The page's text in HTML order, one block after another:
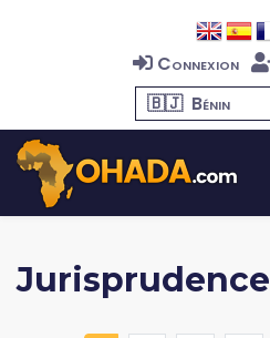
Connexion
🇧🇯 Bénin
Jurisprudence